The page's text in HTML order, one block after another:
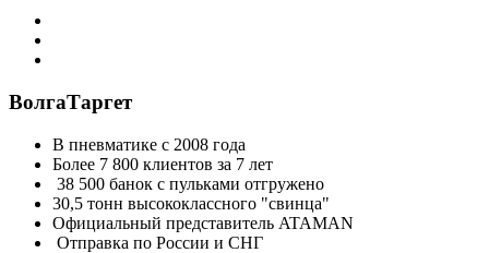
ВолгаТаргет
В пневматике с 2008 года
Более 7 800 клиентов за 7 лет
38 500 банок с пульками отгружено
30,5 тонн высококлассного "свинца"
Официальный представитель ATAMAN
Отправка по России и СНГ